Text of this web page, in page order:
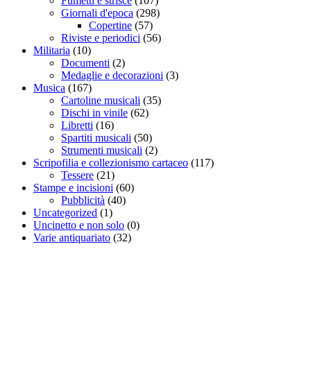
Giornali d'epoca (298)
Copertine (57)
Riviste e periodici (56)
Militaria (10)
Documenti (2)
Medaglie e decorazioni (3)
Musica (167)
Cartoline musicali (35)
Dischi in vinile (62)
Libretti (16)
Spartiti musicali (50)
Strumenti musicali (2)
Scripofilia e collezionismo cartaceo (117)
Tessere (21)
Stampe e incisioni (60)
Pubblicità (40)
Uncategorized (1)
Uncinetto e non solo (0)
Varie antiquariato (32)